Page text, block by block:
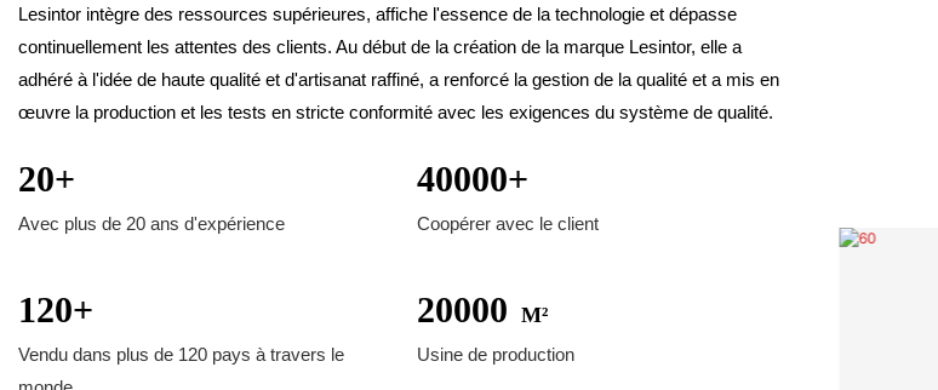
Lesintor intègre des ressources supérieures, affiche l'essence de la technologie et dépasse
continuellement les attentes des clients. Au début de la création de la marque Lesintor, elle a
adhéré à l'idée de haute qualité et d'artisanat raffiné, a renforcé la gestion de la qualité et a mis en
œuvre la production et les tests en stricte conformité avec les exigences du système de qualité.
20+
Avec plus de 20 ans d'expérience
40000+
Coopérer avec le client
120+
Vendu dans plus de 120 pays à travers le
20000 M²
Usine de production